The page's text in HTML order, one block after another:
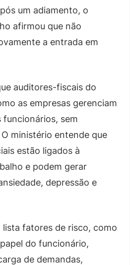
um adiamento, o
afirmou que não
a entrada em
auditores-fiscais do
as empresas gerenciam
funcionários, sem
ministério entende que
estão ligados à
e podem gerar
depressão e
lista fatores de risco, como
do funcionário,
de demandas,